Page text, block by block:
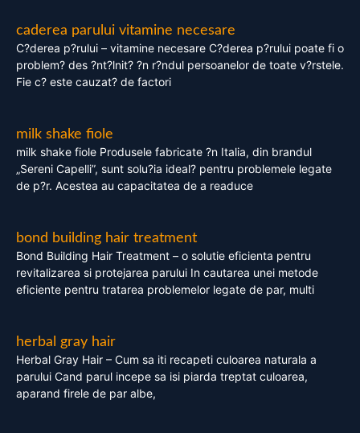
caderea parului vitamine necesare
C?derea p?rului – vitamine necesare C?derea p?rului poate fi o
problem? des ?nt?lnit? ?n r?ndul persoanelor de toate v?rstele.
Fie c? este cauzat? de factori
milk shake fiole
milk shake fiole Produsele fabricate ?n Italia, din brandul
„Sereni Capelli”, sunt solu?ia ideal? pentru problemele legate
de p?r. Acestea au capacitatea de a readuce
bond building hair treatment
Bond Building Hair Treatment – o solutie eficienta pentru
revitalizarea si protejarea parului In cautarea unei metode
eficiente pentru tratarea problemelor legate de par, multi
herbal gray hair
Herbal Gray Hair – Cum sa iti recapeti culoarea naturala a
parului Cand parul incepe sa isi piarda treptat culoarea,
aparand firele de par albe,